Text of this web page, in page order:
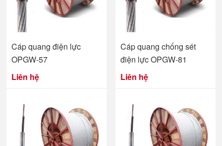
Cáp quang điện lực
OPGW-57
Liên hệ
Cáp quang chống sét
điện lực OPGW-81
Liên hệ